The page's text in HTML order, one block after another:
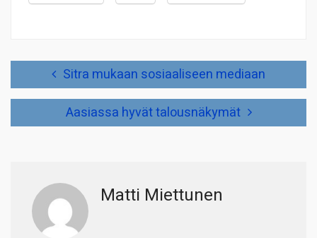
Artikkelien Sitra mukaan sosiaaliseen mediaan
Aasiassa hyvät talousnäkymät
Matti Miettunen